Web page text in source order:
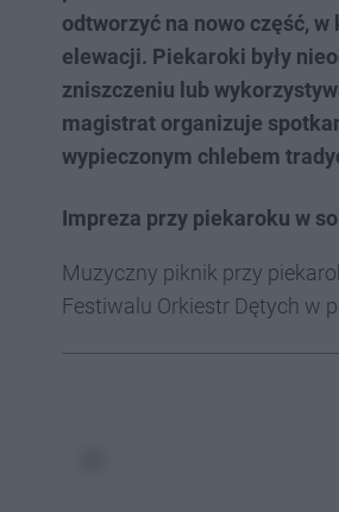
odtworzyć na nowo część,
elewacji. Piekaroki były
zniszczeniu lub
magistrat organizuje
wypieczonym chlebem
Impreza przy piekaroku w
Muzyczny piknik przy
Festiwalu Orkiestr Dętych w